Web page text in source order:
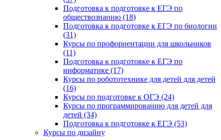
Подготовка к подготовке к ЕГЭ по
обществознанию (18)
Подготовка к подготовке к ЕГЭ по биологии
(31)
Курсы по профориентации для школьников
(11)
Подготовка к подготовке к ЕГЭ по
информатике (17)
Курсы по робототехнике для детей для детей
(16)
Курсы по подготовке к ОГЭ (24)
Курсы по программированию для детей для
детей (34)
Подготовка к подготовке к ЕГЭ (53)
Курсы по дизайну